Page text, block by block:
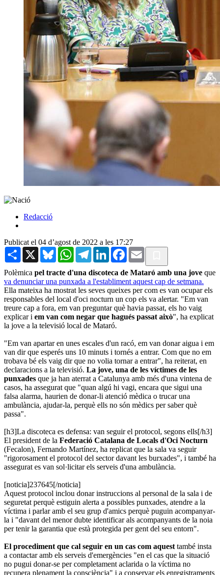
Redacció
Publicat el 04 d’agost de 2022 a les 17:27
Share X BlueskyWhatsAppTelegramLinkedInFacebook
Email
Polèmica pel tracte d'una discoteca de Mataró amb una jove que
va denunciar una punxada a l'establiment aquest cap de setmana.
Ella mateixa ha mostrat les seves queixes per com es van ocupar els
responsables del local d'oci nocturn un cop els va alertar. "Em van
treure cap a fora, em van preguntar què havia passat, els ho vaig
explicar i em van com negar que hagués passat això", ha explicat
la jove a la televisió local de Mataró.
"Em van apartar en unes escales d'un racó, em van donar aigua i em
van dir que esperés uns 10 minuts i tornés a entrar. Com que no em
trobava bé els vaig dir que no volia tornar a entrar", ha reiterat, en
declaracions a la televisió. La jove, una de les víctimes de les
punxades que ja han aterrat a Catalunya amb més d'una vintena de
casos, ha assegurat que "quan algú hi vagi, encara que sigui una
falsa alarma, haurien de donar-li atenció mèdica o trucar una
ambulància, ajudar-la, perquè ells no són mèdics per saber què
passa".
[h3]La discoteca es defensa: van seguir el protocol, segons ells[/h3]
El president de la Federació Catalana de Locals d'Oci Nocturn
(Fecalon), Fernando Martínez, ha replicat que la sala va seguir
"rigorosament el protocol del sector davant les burxades", i també ha
assegurat es van sol·licitar els serveis d'una ambulància.
[noticia]237645[/noticia]
Aquest protocol inclou donar instruccions al personal de la sala i de
seguretat perquè estiguin alerta a possibles punxades, atendre a la
víctima i parlar amb el seu grup d'amics perquè puguin acompanyar-
la i "davant del menor dubte identificar als acompanyants de la noia
per tenir la garantia que està protegida per gent del seu entorn".
El procediment que cal seguir en un cas com aquest també insta
a contactar amb els serveis d'emergències "en el cas que la situació
no pugui donar-se per completament aclarida o la víctima no
recupera plenament la consciència" i a conservar els enregistraments